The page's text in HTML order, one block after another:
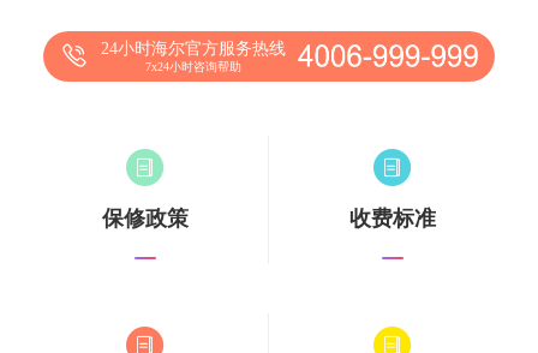
24小时海尔官方服务热线
7x24小时咨询帮助
保修政策 收费标准